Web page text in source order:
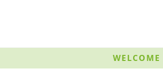
內
WELCOME